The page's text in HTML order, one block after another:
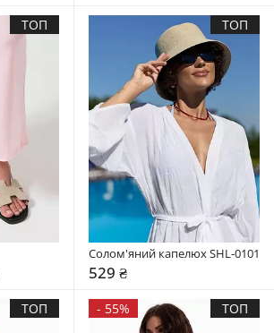
ТОП ТОП
Солом'яний капелюх SHL-0101
529 ₴
ТОП - 55% ТОП